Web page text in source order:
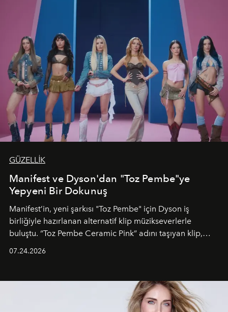
GÜZELLİK
Manifest ve Dyson'dan "Toz Pembe"ye
Yepyeni Bir Dokunuş
Manifest’in, yeni şarkısı "Toz Pembe" için Dyson iş
birliğiyle hazırlanan alternatif klip müzikseverlerle
buluştu. “Toz Pembe Ceramic Pink” adını taşıyan klip,
unsurlarından biri olarak öne çıkıyor.
07.24.2026